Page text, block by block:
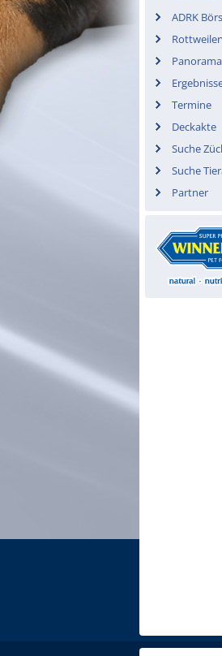
ADRK
Panorama
Termine
Deckakte
Suche
Suche
Partner